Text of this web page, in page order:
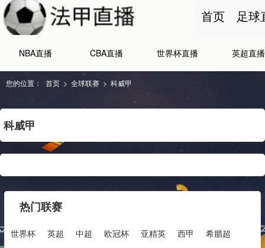
首页 足球
NBA直播 CBA直播 世界杯直播 英超直播
您的位置： 首页 > 全球联赛 > 科威甲
科威甲
热门联赛
世界杯 英超 中超 欧冠杯 亚精英 西甲 希腊超